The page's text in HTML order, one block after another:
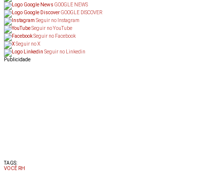
GOOGLE NEWS
GOOGLE DISCOVER
Seguir no Instagram
Seguir no YouTube
Seguir no Facebook
Seguir no X
Seguir no Linkedin
Publicidade
TAGS:
VOCÊ RH